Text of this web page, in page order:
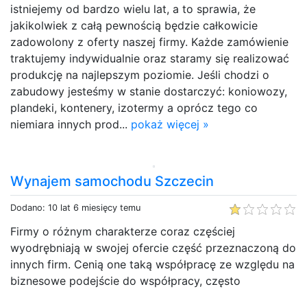
istniejemy od bardzo wielu lat, a to sprawia, że
jakikolwiek z całą pewnością będzie całkowicie
zadowolony z oferty naszej firmy. Każde zamówienie
traktujemy indywidualnie oraz staramy się realizować
produkcję na najlepszym poziomie. Jeśli chodzi o
zabudowy jesteśmy w stanie dostarczyć: koniowozy,
plandeki, kontenery, izotermy a oprócz tego co
niemiara innych prod... pokaż więcej »
Wynajem samochodu Szczecin
Dodano: 10 lat 6 miesięcy temu
Firmy o różnym charakterze coraz częściej
wyodrębniają w swojej ofercie część przeznaczoną do
innych firm. Cenią one taką współpracę ze względu na
biznesowe podejście do współpracy, często